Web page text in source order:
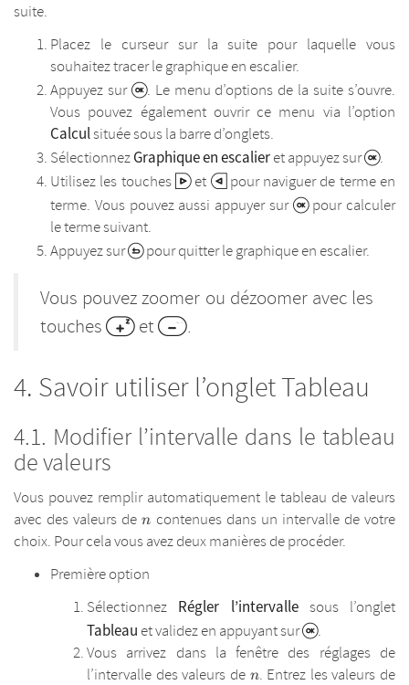
suite.
Placez le curseur sur la suite pour laquelle vous
souhaitez tracer le graphique en escalier.
Appuyez sur
. Le menu d’options de la suite s’ouvre.
Vous pouvez également ouvrir ce menu via l’option
Calculsituée sous la barre d’onglets.
SélectionnezGraphique en escalieret appuyez sur
.
Utilisez les touches
et
pour naviguer de terme en
terme. Vous pouvez aussi appuyer sur
pour calculer
le terme suivant.
Appuyez sur
pour quitter le graphique en escalier.
Vous pouvez zoomer ou dézoomer avec les
touches
et .
Savoir utiliser l’onglet Tableau
Modifier l’intervalle dans le tableau
de valeurs
Vous pouvez remplir automatiquement le tableau de valeurs
avec des valeurs den
n contenues dans un intervalle de votre
choix. Pour cela vous avez deux manières de procéder.
Première option
Sélectionnez Régler l’intervallesous l’onglet
Tableau et validez en appuyant sur
.
Vous arrivez dans la fenêtre des réglages de
l’intervalle des valeurs de n
n. Entrez les valeurs de